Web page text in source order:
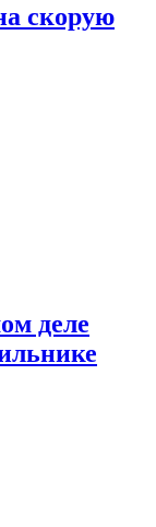
скорую
деле